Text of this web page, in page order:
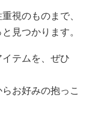
視のものまで、
見つかります。
テムを、ぜひ
お好みの抱っこ